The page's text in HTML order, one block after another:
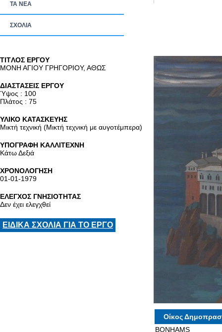
ΤΑ ΝEΑ
ΣΧΟΛΙΑ
TITΛΟΣ ΕΡΓΟΥ
ΜΟΝΗ ΑΓΙΟΥ ΓΡΗΓΟΡΙΟΥ, ΑΘΩΣ
ΔΙΑΣΤΑΣΕΙΣ ΕΡΓΟΥ
Ύψος : 100
Πλάτος : 75
ΥΛΙΚΟ ΚΑΤΑΣΚΕΥΗΣ
Μικτή τεχνική (Μικτή τεχνική με αυγοτέμπερα)
ΥΠΟΓΡΑΦΗ ΚΑΛΛΙΤΕΧΝΗ
Κάτω Δεξιά
ΧΡΟΝΟΛΟΓΗΣΗ
01-01-1979
ΕΛΕΓΧΟΣ ΓΝΗΣΙΟΤΗΤΑΣ
Δεν έχει ελεγχθεί
ΕΙΔΙΚΑ ΣΧΟΛΙΑ ΓΙΑ ΤΟ ΕΡΓΟ
Οίκος
BONHAMS